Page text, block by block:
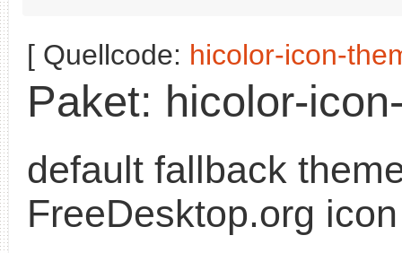
[ Quellcode: hicolor-icon-
Paket: hicolor-
default fallback
FreeDesktop.org